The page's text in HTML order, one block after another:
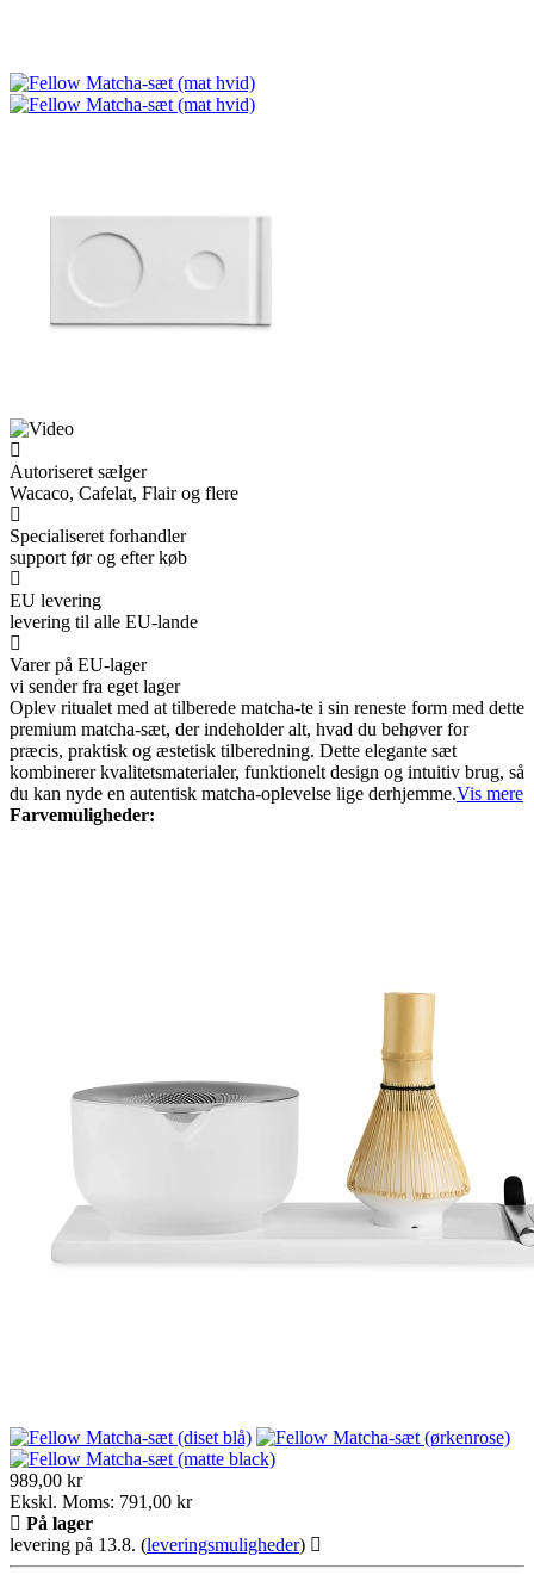
Autoriseret sælger
Wacaco, Cafelat, Flair og flere
Specialiseret forhandler
support før og efter køb
EU levering
levering til alle EU-lande
Varer på EU-lager
vi sender fra eget lager
Oplev ritualet med at tilberede matcha-te i sin reneste form med dette
premium matcha-sæt, der indeholder alt, hvad du behøver for
præcis, praktisk og æstetisk tilberedning. Dette elegante sæt
kombinerer kvalitetsmaterialer, funktionelt design og intuitiv brug, så
du kan nyde en autentisk matcha-oplevelse lige derhjemme.Vis mere
Farvemuligheder:
989,00 kr
Ekskl. Moms: 791,00 kr
På lager
levering på 13.8. (leveringsmuligheder)